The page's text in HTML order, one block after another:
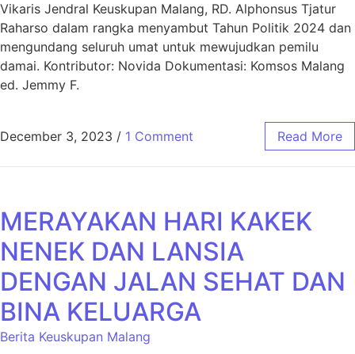
Vikaris Jendral Keuskupan Malang, RD. Alphonsus Tjatur
Raharso dalam rangka menyambut Tahun Politik 2024 dan
mengundang seluruh umat untuk mewujudkan pemilu
damai. Kontributor: Novida Dokumentasi: Komsos Malang
ed. Jemmy F.
December 3, 2023 / 1 Comment Read More
MERAYAKAN HARI KAKEK
NENEK DAN LANSIA
DENGAN JALAN SEHAT DAN
BINA KELUARGA
Berita Keuskupan Malang